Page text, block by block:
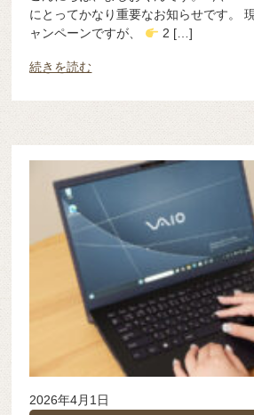
にとってかなり重要なお知らせです。
ャンペーンですが、
2 […]
続きを読む
2026年4月1日